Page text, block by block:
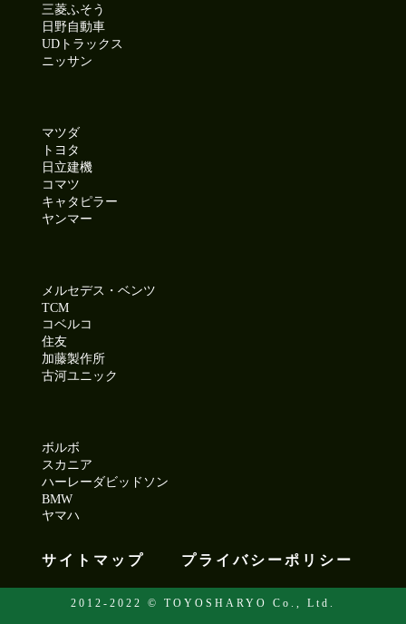
三菱ふそう
日野自動車
UDトラックス
ニッサン
マツダ
トヨタ
日立建機
コマツ
キャタピラー
ヤンマー
メルセデス・ベンツ
TCM
コベルコ
住友
加藤製作所
古河ユニック
ボルボ
スカニア
ハーレーダビッドソン
BMW
ヤマハ
サイトマップ プライバシーポリシー
2012-2022 © TOYOSHARYO Co., Ltd.